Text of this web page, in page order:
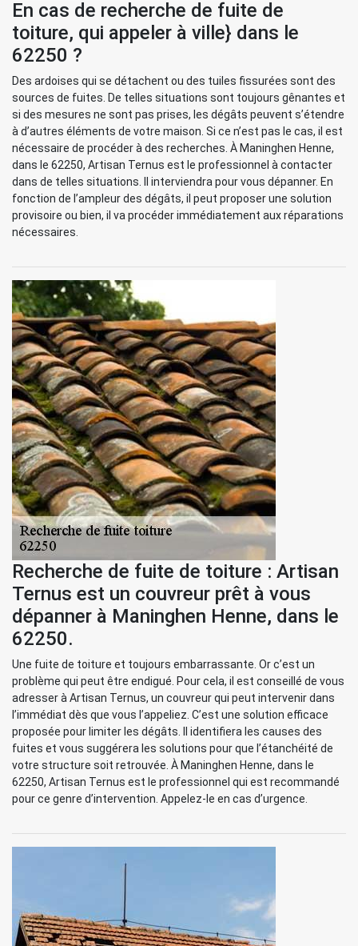
En cas de recherche de fuite de
toiture, qui appeler à ville} dans le
62250 ?
Des ardoises qui se détachent ou des tuiles fissurées sont des
sources de fuites. De telles situations sont toujours gênantes et
si des mesures ne sont pas prises, les dégâts peuvent s’étendre
à d’autres éléments de votre maison. Si ce n’est pas le cas, il est
nécessaire de procéder à des recherches. À Maninghen Henne,
dans le 62250, Artisan Ternus est le professionnel à contacter
dans de telles situations. Il interviendra pour vous dépanner. En
fonction de l’ampleur des dégâts, il peut proposer une solution
provisoire ou bien, il va procéder immédiatement aux réparations
nécessaires.
Recherche de fuite de toiture : Artisan
Ternus est un couvreur prêt à vous
dépanner à Maninghen Henne, dans le
62250.
Une fuite de toiture et toujours embarrassante. Or c’est un
problème qui peut être endigué. Pour cela, il est conseillé de vous
adresser à Artisan Ternus, un couvreur qui peut intervenir dans
l’immédiat dès que vous l’appeliez. C’est une solution efficace
proposée pour limiter les dégâts. Il identifiera les causes des
fuites et vous suggérera les solutions pour que l’étanchéité de
votre structure soit retrouvée. À Maninghen Henne, dans le
62250, Artisan Ternus est le professionnel qui est recommandé
pour ce genre d’intervention. Appelez-le en cas d’urgence.